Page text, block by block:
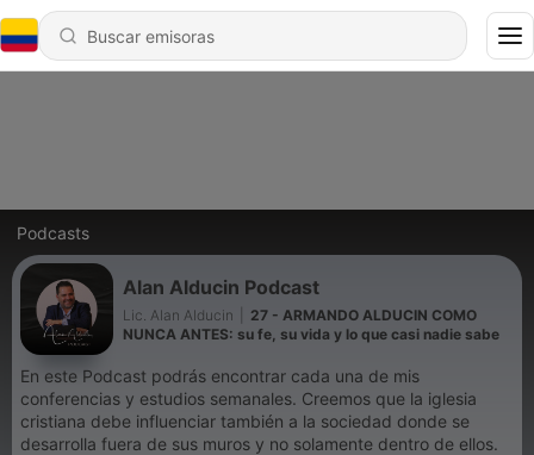
Podcasts
Alan Alducin Podcast
Lic. Alan Alducin
27 - ARMANDO ALDUCIN COMO
NUNCA ANTES: su fe, su vida y lo que casi nadie sabe
En este Podcast podrás encontrar cada una de mis
conferencias y estudios semanales. Creemos que la iglesia
cristiana debe influenciar también a la sociedad donde se
desarrolla fuera de sus muros y no solamente dentro de ellos.